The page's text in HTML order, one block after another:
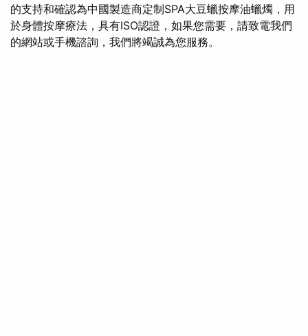
的支持和確認為中國製造商定制SPA大豆蠟按摩油蠟燭，用
於身體按摩療法，具有ISO認證，如果您需要，請致電我們
的網站或手機諮詢，我們將竭誠為您服務。